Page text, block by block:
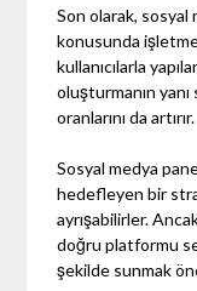
Son olarak, sosyal
konusunda
kullanıcılarla
oluşturmanın
oranlarını da artırır.
Sosyal medya
hedefleyen bir
ayrışabilirler.
doğru platformu
şekilde sunmak